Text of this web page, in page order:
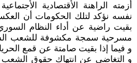
أزمته الراهنة الأقتصادية
نفسه نؤكد لتلك الحكومات أن
بقيت راضية عن أداء النظام
مسرحية سمجة مكشوفة للشعب
و فيما إذا بقيت صامتة عن قمع
و التغاضي عن انتهاك حقوق